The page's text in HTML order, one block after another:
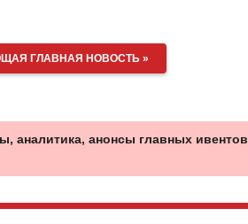
ГЛАВНАЯ НОВОСТЬ »
аналитика, анонсы главных ивентов